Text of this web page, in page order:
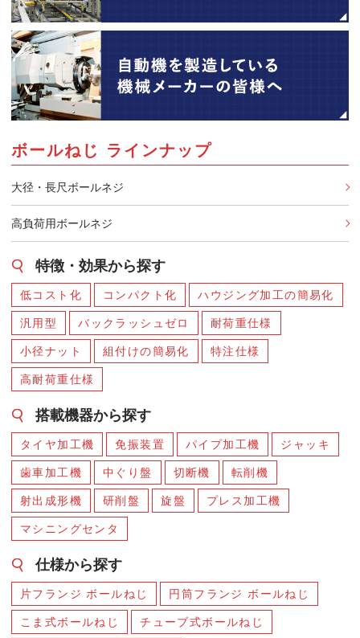
ボールねじ ラインナップ
大径・長尺ボールネジ
高負荷用ボールネジ
特徴・効果から探す
低コスト化 コンパクト化 ハウジング加工の簡易化
汎用型 バックラッシュゼロ 耐荷重仕様
小径ナット 組付けの簡易化 特注仕様
高耐荷重仕様
搭載機器から探す
タイヤ加工機 免振装置 パイプ加工機 ジャッキ
歯車加工機 中ぐり盤 切断機 転削機
射出成形機 研削盤 旋盤 プレス加工機
マシニングセンタ
仕様から探す
片フランジ ボールねじ 円筒フランジ ボールねじ
こま式ボールねじ チューブ式ボールねじ